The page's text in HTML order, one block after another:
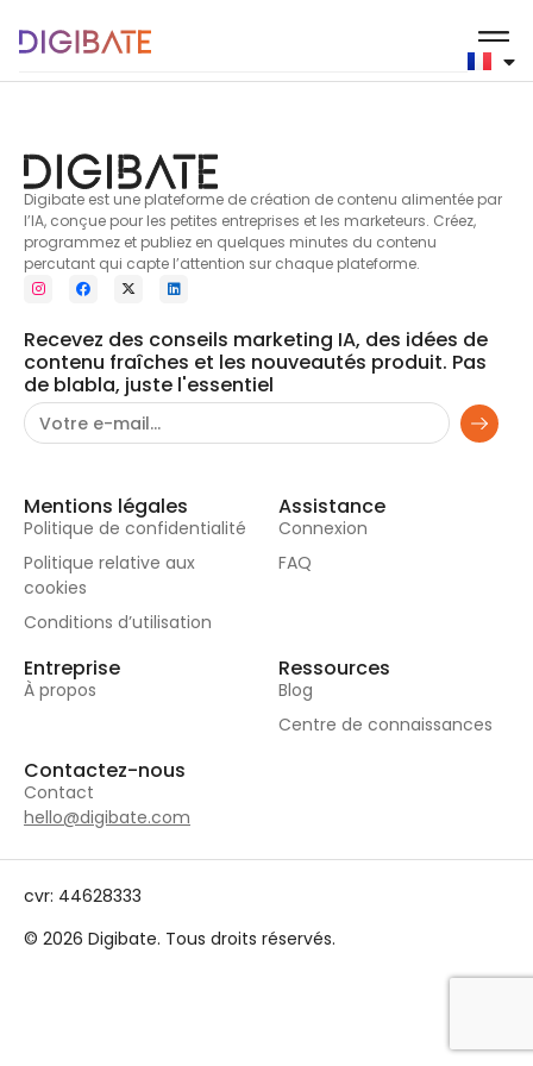
Soins de la peau
Digibate est une plateforme de création de contenu alimentée par
l’IA, conçue pour les petites entreprises et les marketeurs. Créez,
programmez et publiez en quelques minutes du contenu
percutant qui capte l’attention sur chaque plateforme.
Recevez des conseils marketing IA, des idées de
contenu fraîches et les nouveautés produit. Pas
de blabla, juste l'essentiel
Mentions légales
Politique de confidentialité
Politique relative aux
cookies
Conditions d’utilisation
Assistance
Connexion
FAQ
Entreprise
À propos
Ressources
Blog
Centre de connaissances
Contactez-nous
Contact
hello@digibate.com
cvr: 44628333
© 2026 Digibate. Tous droits réservés.